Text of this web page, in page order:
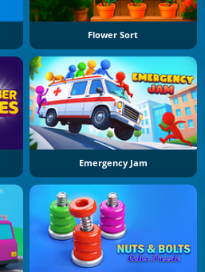
Flower Sort
Emergency Jam